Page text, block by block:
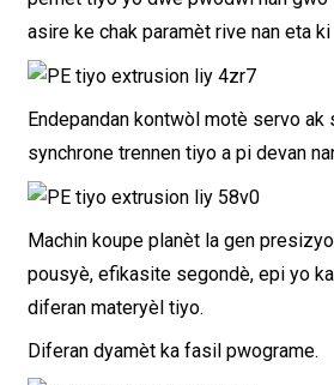
asire ke chak paramèt rive nan eta
Endepandan kontwòl motè servo
synchrone trennen tiyo a pi devan
Machin koupe planèt la gen
pousyè, efikasite segondè, epi yo
diferan materyèl tiyo.
Diferan dyamèt ka fasil pwograme.